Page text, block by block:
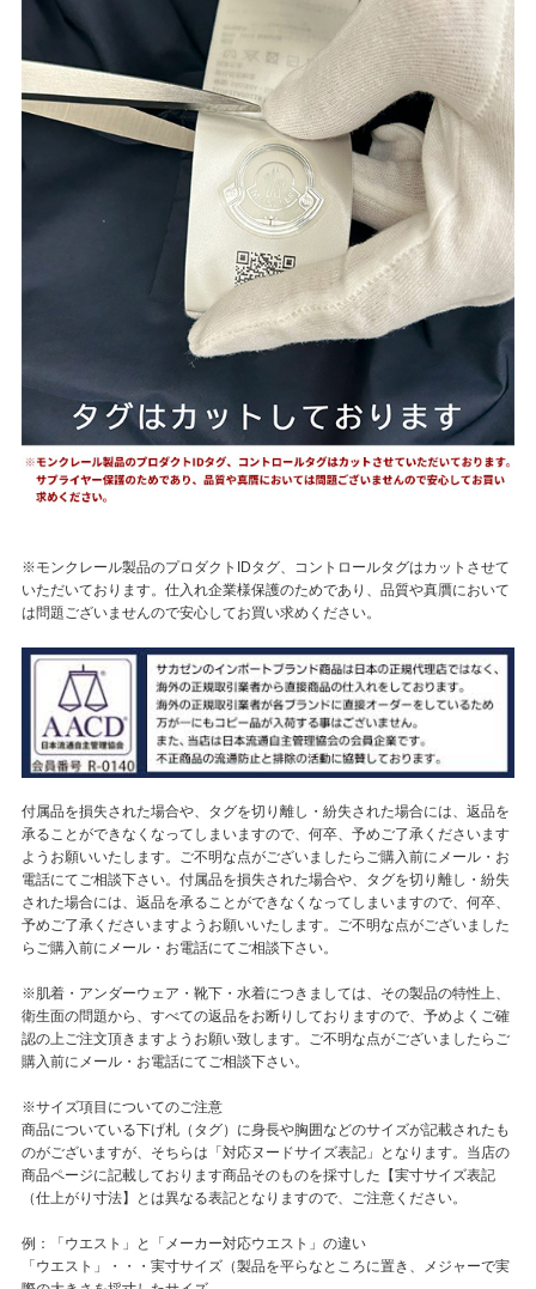
※モンクレール製品のプロダクトIDタグ、コントロールタグはカットさせて
いただいております。仕入れ企業様保護のためであり、品質や真贋において
は問題ございませんので安心してお買い求めください。
付属品を損失された場合や、タグを切り離し・紛失された場合には、返品を
承ることができなくなってしまいますので、何卒、予めご了承くださいます
ようお願いいたします。ご不明な点がございましたらご購入前にメール・お
電話にてご相談下さい。付属品を損失された場合や、タグを切り離し・紛失
された場合には、返品を承ることができなくなってしまいますので、何卒、
予めご了承くださいますようお願いいたします。ご不明な点がございました
らご購入前にメール・お電話にてご相談下さい。
※肌着・アンダーウェア・靴下・水着につきましては、その製品の特性上、
衛生面の問題から、すべての返品をお断りしておりますので、予めよくご確
認の上ご注文頂きますようお願い致します。ご不明な点がございましたらご
購入前にメール・お電話にてご相談下さい。
※サイズ項目についてのご注意
商品についている下げ札（タグ）に身長や胸囲などのサイズが記載されたも
のがございますが、そちらは「対応ヌードサイズ表記」となります。当店の
商品ページに記載しております商品そのものを採寸した【実寸サイズ表記
（仕上がり寸法】とは異なる表記となりますので、ご注意ください。
例：「ウエスト」と「メーカー対応ウエスト」の違い
「ウエスト」・・・実寸サイズ（製品を平らなところに置き、メジャーで実